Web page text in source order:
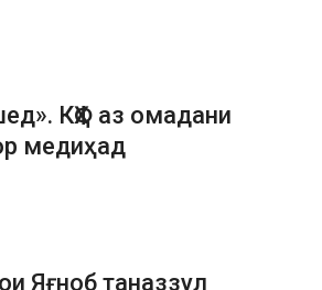
КҲФ аз омадани
медиҳад
Яғноб таназзул